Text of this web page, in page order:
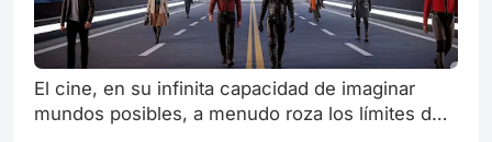
El cine, en su infinita capacidad de imaginar
mundos posibles, a menudo roza los límites de